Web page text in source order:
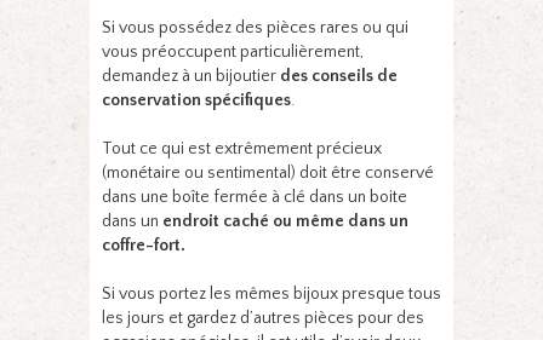
Si vous possédez des pièces rares ou qui
vous préoccupent particulièrement,
demandez à un bijoutier des conseils de
conservation spécifiques.
Tout ce qui est extrêmement précieux
(monétaire ou sentimental) doit être conservé
dans une boîte fermée à clé dans un boite
dans un endroit caché ou même dans un
coffre-fort.
Si vous portez les mêmes bijoux presque tous
les jours et gardez d’autres pièces pour des